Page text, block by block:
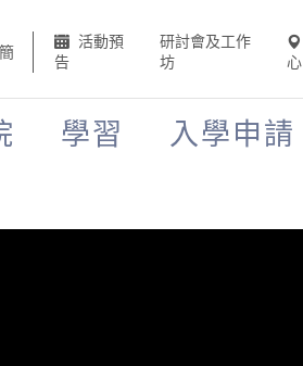
簡
活動預
告
研討會及工作
坊
心
學習 入學申請